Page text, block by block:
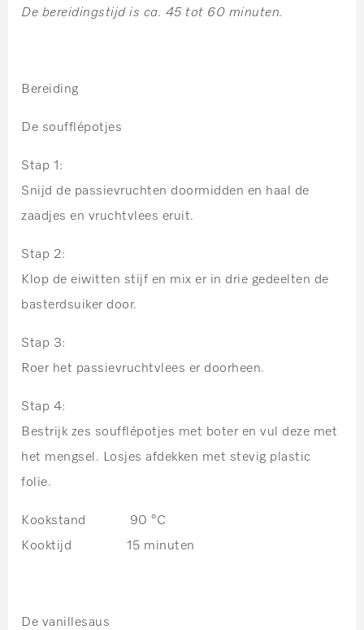
De bereidingstijd is ca. 45 tot 60 minuten.
Bereiding
De soufflépotjes
Stap 1:
Snijd de passievruchten doormidden en haal de
zaadjes en vruchtvlees eruit.
Stap 2:
Klop de eiwitten stijf en mix er in drie gedeelten de
basterdsuiker door.
Stap 3:
Roer het passievruchtvlees er doorheen.
Stap 4:
Bestrijk zes soufflépotjes met boter en vul deze met
het mengsel. Losjes afdekken met stevig plastic
folie.
Kookstand 90 °C
Kooktijd 15 minuten
De vanillesaus